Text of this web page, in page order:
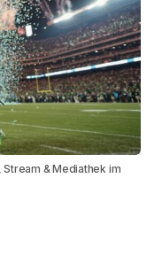
& Mediathek im